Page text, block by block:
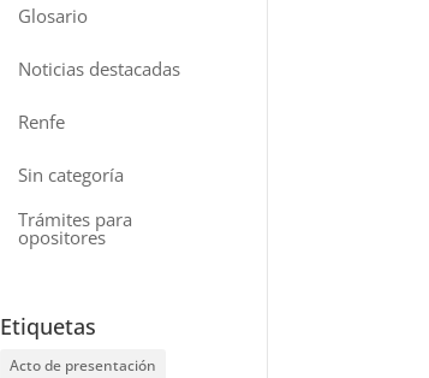
Glosario
Noticias destacadas
Renfe
Sin categoría
Trámites para
opositores
Etiquetas
Acto de presentación